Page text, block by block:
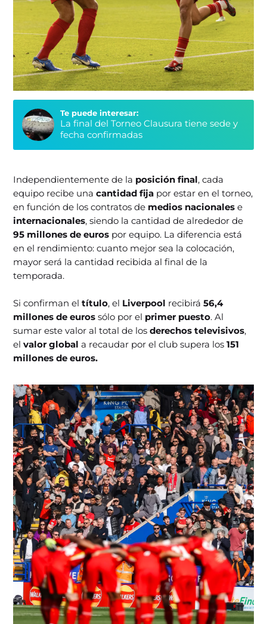
Te puede interesar:
La final del Torneo Clausura tiene sede y
fecha confirmadas
Independientemente de la posición final, cada
equipo recibe unacantidad fija por estar en el torneo,
en función de los contratos de medios nacionalese
internacionales, siendo la cantidad de alrededor de
95 millones de euros por equipo. La diferencia está
en el rendimiento: cuanto mejor sea la colocación,
mayor será la cantidad recibida al final de la
temporada.
Si confirman eltítulo, el Liverpool recibirá56,4
millones de eurossólo por el primer puesto. Al
sumar este valor al total de losderechos televisivos,
elvalor globala recaudar por el club supera los151
millones de euros.